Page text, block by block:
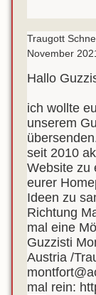
Traugott
November
Hallo
ich wollte
unserem
seit 2010
Website zu
eurer
Ideen zu
Richtung
mal eine
Guzzisti
Austria /
mal rein: